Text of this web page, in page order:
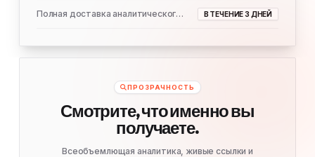
Полная доставка аналитического отчета В ТЕЧЕНИЕ 3 ДНЕЙ
ПРОЗРАЧНОСТЬ
Смотрите, что именно вы
получаете.
Всеобъемлющая аналитика, живые ссылки и